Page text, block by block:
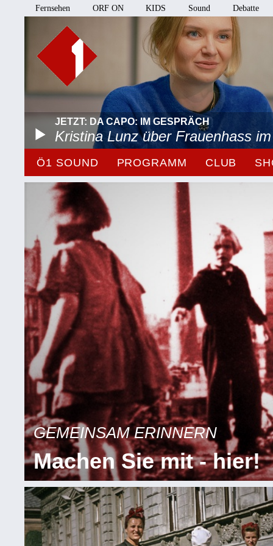
Fernsehen ORF ON KIDS Sound Debatte
JETZT: DA CAPO: IM GESPRÄCH
Kristina Lunz über Frauenhass
Ö1 SOUND PROGRAMM CLUB
GEMEINSAM ERINNERN
Machen Sie mit - hier!